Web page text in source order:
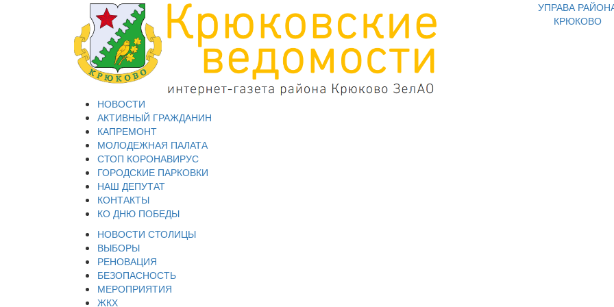
УПРАВА
КРЮКОВО
НОВОСТИ
АКТИВНЫЙ ГРАЖДАНИН
КАПРЕМОНТ
МОЛОДЕЖНАЯ ПАЛАТА
СТОП КОРОНАВИРУС
ГОРОДСКИЕ ПАРКОВКИ
НАШ ДЕПУТАТ
КОНТАКТЫ
КО ДНЮ ПОБЕДЫ
НОВОСТИ СТОЛИЦЫ
ВЫБОРЫ
РЕНОВАЦИЯ
БЕЗОПАСНОСТЬ
МЕРОПРИЯТИЯ
ЖКХ